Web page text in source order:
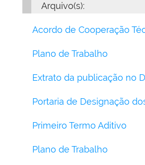
Arquivo(s):
Acordo de Cooperação
Plano de Trabalho
Extrato da publicação no
Portaria de Designação
Primeiro Termo Aditivo
Plano de Trabalho